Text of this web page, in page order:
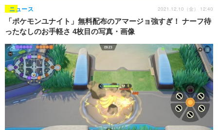
ゲーム グッズ
海外イベント ビジネス
俳優・タレント アーティスト
ビジネス
アニメ 実写
書評 イベント
ゲーム 座談会
動画
アニメ 映画/ドラマ
アニメ！アニメ！TV ABEMA Cafe
連載・コラム
「ポケモンユナイト」無料配布のアマージョ強すぎ！ ナーフ待
ったなしのお手軽さ 4枚目の写真・画像
ニュース 2021.12.10（金） 12:40